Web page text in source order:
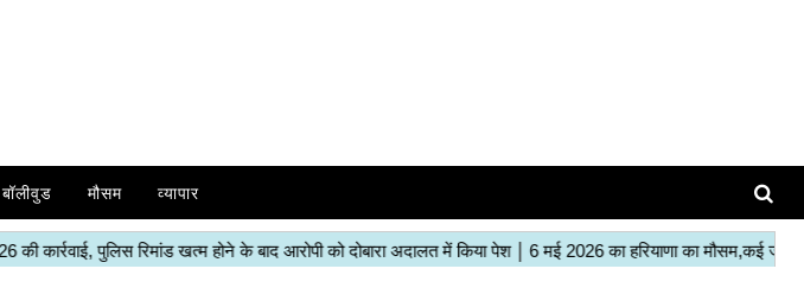
बॉलीवुड मौसम व्यापार